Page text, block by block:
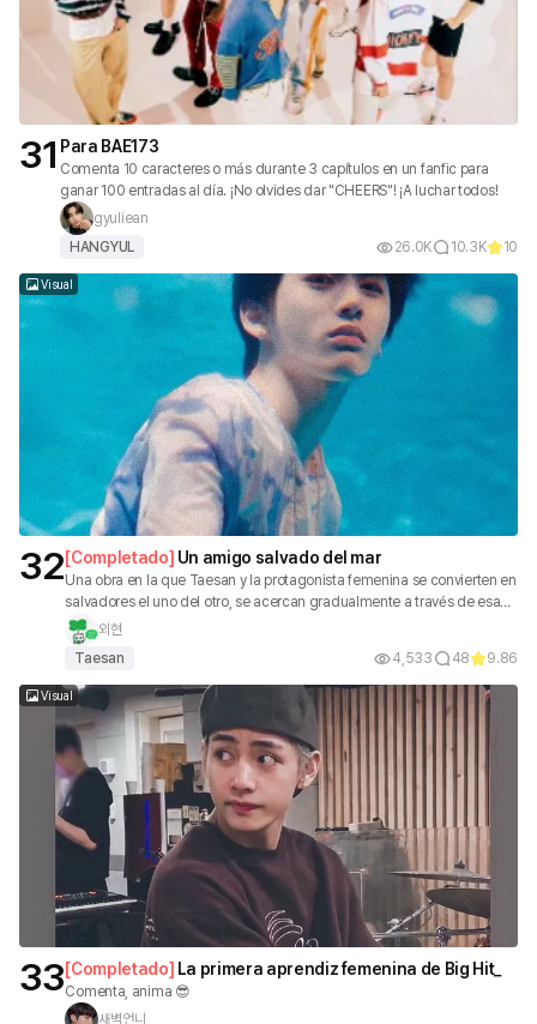
31 Para BAE173
Comenta 10 caracteres o más durante 3 capítulos en un fanfic para
ganar 100 entradas al día. ¡No olvides dar "CHEERS"! ¡A luchar todos!
gyuliean
HANGYUL
26.0K 10.3K 10
Visual
32[Completado] Un amigo salvado del mar
Una obra en la que Taesan y la protagonista femenina se convierten en
salvadores el uno del otro, se acercan gradualmente a través de esa
experiencia y, finalmente, se enamoran.
외현
Taesan
4,533 48 9.86
Visual
33[Completado] La primera aprendiz femenina de Big Hit_
Comenta, anima 😎
새벽언니